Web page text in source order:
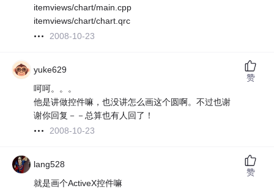
itemviews/chart/main.cpp
itemviews/chart/chart.qrc
2008-10-23
yuke629
呵呵。。。
他是讲做控件嘛，也没讲怎么画这个圆啊。不过也谢
谢你回复－－总算也有人回了！
2008-10-23
赞
lang528
就是画个ActiveX控件嘛
赞